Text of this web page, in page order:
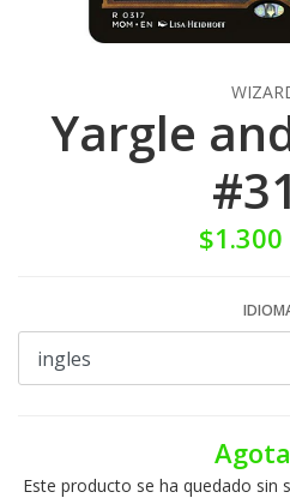
Yargle
$1.300
Este producto se ha quedado sin